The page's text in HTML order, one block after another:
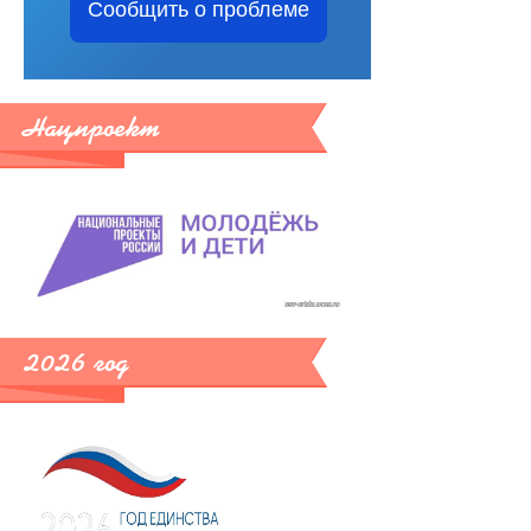
Сообщить о проблеме
Нацпроект
2026 год